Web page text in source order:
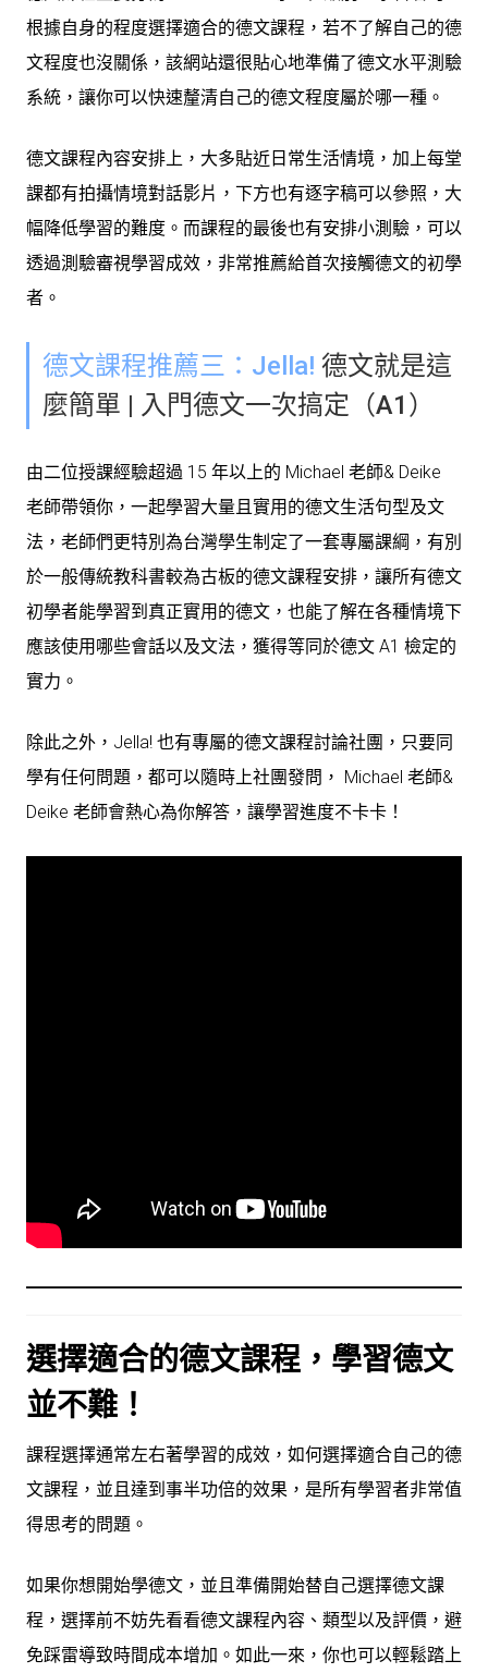
根據自身的程度選擇適合的德文課程，若不了解自己的德
文程度也沒關係，該網站還很貼心地準備了德文水平測驗
系統，讓你可以快速釐清自己的德文程度屬於哪一種。
德文課程內容安排上，大多貼近日常生活情境，加上每堂
課都有拍攝情境對話影片，下方也有逐字稿可以參照，大
幅降低學習的難度。而課程的最後也有安排小測驗，可以
透過測驗審視學習成效，非常推薦給首次接觸德文的初學
者。
德文課程推薦三：Jella! 德文就是這
麼簡單 | 入門德文一次搞定（A1）
由二位授課經驗超過 15 年以上的 Michael 老師& Deike
老師帶領你，一起學習大量且實用的德文生活句型及文
法，老師們更特別為台灣學生制定了一套專屬課綱，有別
於一般傳統教科書較為古板的德文課程安排，讓所有德文
初學者能學習到真正實用的德文，也能了解在各種情境下
應該使用哪些會話以及文法，獲得等同於德文 A1 檢定的
實力。
除此之外，Jella! 也有專屬的德文課程討論社團，只要同
學有任何問題，都可以隨時上社團發問， Michael 老師&
Deike 老師會熱心為你解答，讓學習進度不卡卡！
選擇適合的德文課程，學習德文
並不難！
課程選擇通常左右著學習的成效，如何選擇適合自己的德
文課程，並且達到事半功倍的效果，是所有學習者非常值
得思考的問題。
如果你想開始學德文，並且準備開始替自己選擇德文課
程，選擇前不妨先看看德文課程內容、類型以及評價，避
免踩雷導致時間成本增加。如此一來，你也可以輕鬆踏上